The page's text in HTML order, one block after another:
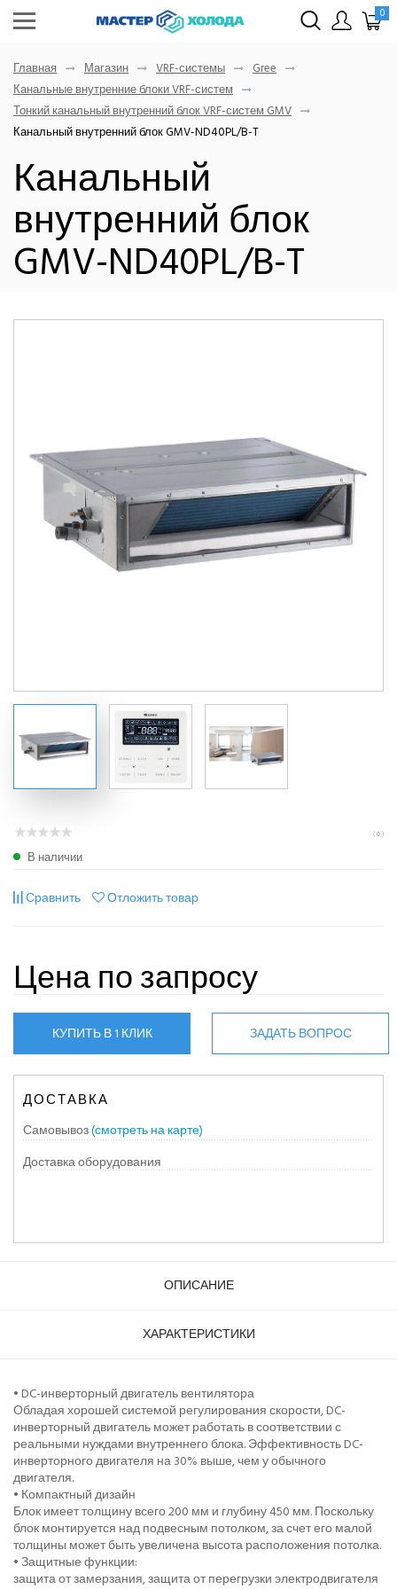
0
Главная Магазин VRF-системы
Gree
Канальные внутренние блоки VRF-систем
Тонкий канальный внутренний блок VRF-систем GMV
Канальный внутренний блок GMV-ND40PL/B-T
Канальный
внутренний блок
GMV-ND40PL/B-T
( 0 )
В наличии
Сравнить Отложить товар
Цена по запросу
КУПИТЬ В 1 КЛИК ЗАДАТЬ ВОПРОС
ДОСТАВКА
Самовывоз(смотреть на карте)
Доставка оборудования
ОПИСАНИЕ
ХАРАКТЕРИСТИКИ
• DC-инверторный двигатель вентилятора
Обладая хорошей системой регулирования скорости, DC-
инверторный двигатель может работать в соответствии с
реальными нуждами внутреннего блока. Эффективность DC-
инверторного двигателя на 30% выше, чем у обычного
двигателя.
• Компактный дизайн
Блок имеет толщину всего 200 мм и глубину 450 мм. Поскольку
блок монтируется над подвесным потолком, за счет его малой
толщины может быть увеличена высота расположения потолка.
• Защитные функции:
защита от замерзания, защита от перегрузки электродвигателя